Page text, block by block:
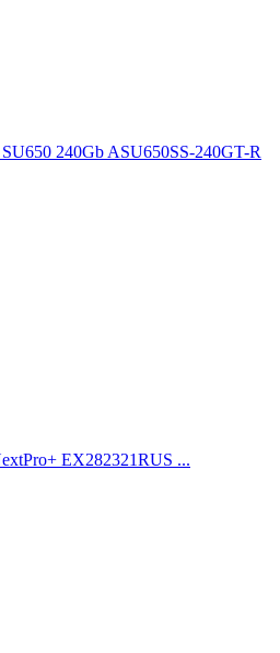
240Gb ASU650SS-240GT-R
EX282321RUS ...